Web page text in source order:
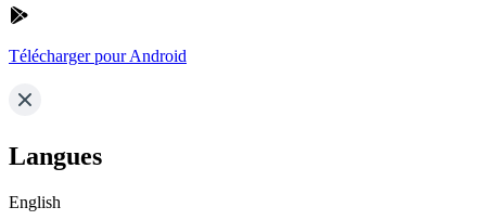
Télécharger pour Android
Langues
English